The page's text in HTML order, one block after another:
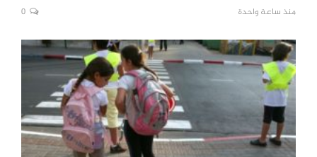
منذ ساعة واحدة